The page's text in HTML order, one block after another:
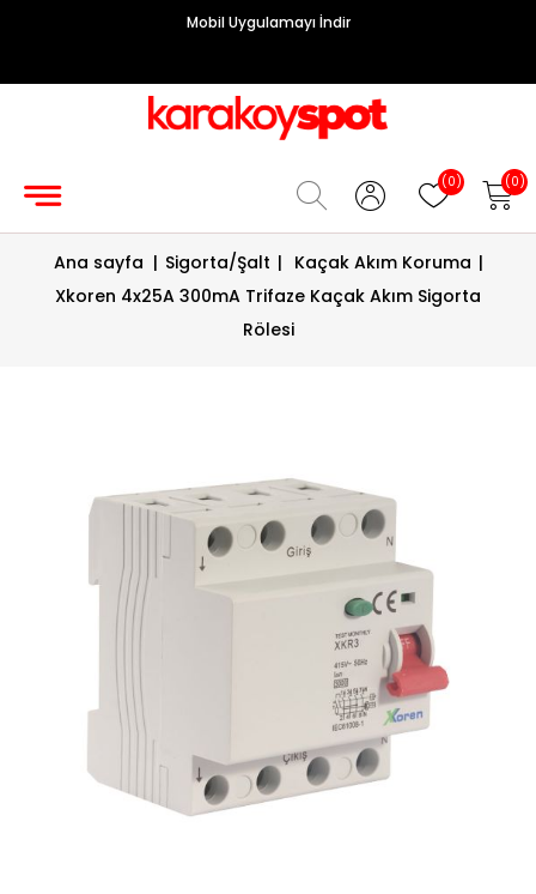
Mobil Uygulamayı İndir
(0) (0)
Grup
Sigorta/
Şalt
Vantilatörler
Aydınlatma
Ana sayfa | Sigorta/Şalt | Kaçak Akım Koruma |
Xkoren 4x25A 300mA Trifaze Kaçak Akım Sigorta
Rölesi